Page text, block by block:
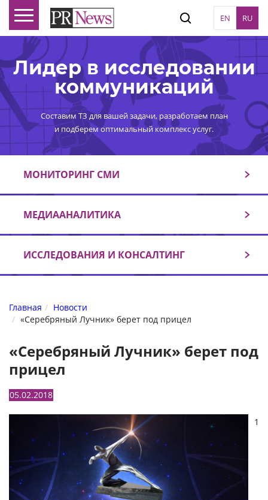
EN RU
Лидер в исследовании
коммуникаций
Составим ТЗ для вашей задачи, разработаем план
и подберем оптимальный комплекс услуг.
МОНИТОРИНГ СМИ
МЕДИААНАЛИТИКА
ИССЛЕДОВАНИЯ И КОНСАЛТИНГ
Главная
Новости
«Серебряный Лучник» берет под прицел
«Серебряный Лучник» берет под
прицел
05.02.2018
1